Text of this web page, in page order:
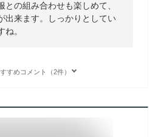
の組み合わせも楽しめて、
出来ます。しっかりとしてい
。
すめコメント（2件）